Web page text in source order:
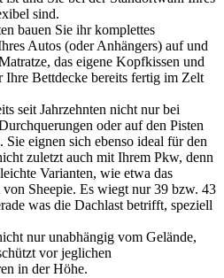
sind.
bauen Sie ihr komplettes
Autos (oder Anhängers) auf und
das eigene Kopfkissen und
Ihre Bettdecke bereits fertig im Zelt
seit Jahrzehnten nicht nur bei
oder auf den Pisten
Sie eignen sich ebenso ideal für den
zuletzt auch mit Ihrem Pkw, denn
Varianten, wie etwa das
Sheepie. Es wiegt nur 39 bzw. 43
was die Dachlast betrifft, speziell
nur unabhängig vom Gelände,
vor jeglichen
in der Höhe.